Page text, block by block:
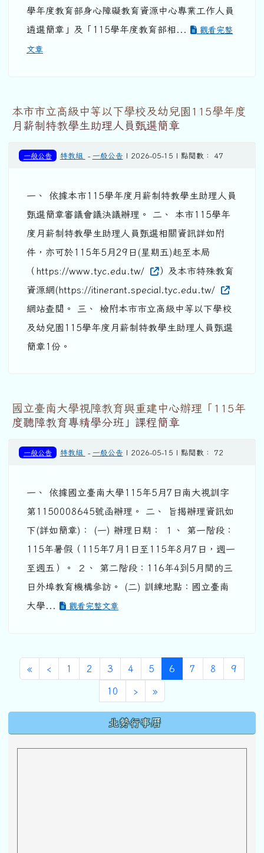
學年度教育部身心障礙教育資源中心專業工作人員
遴選簡章」及「115學年度教育部相...
觀看完整
文章
本市市立高級中等以下學校及幼兒園115學年度
月薪制特教學生助理人員甄選簡章
一般公告 特教組 - 一般公告 | 2026-05-15 | 點閱數： 47
一、 依據本市115學年度月薪制特教學生助理人員
甄選簡章審議會議決議辦理。 二、 本市115學年
度月薪制特教學生助理人員甄選相關資訊詳如附
件，亦可於115年5月29日(星期五)起至本局
（https://www.tyc.edu.tw/
）及本市特殊教育
資源網(https://itinerant.special.tyc.edu.tw/
網站查閱。 三、 檢附本市市立高級中等以下學校
及幼兒園115學年度月薪制特教學生助理人員甄選
簡章1份。
國立臺南大學視障教育與重建中心辦理「115年
度聽障教育專精學分班」課程簡章
一般公告 特教組 - 一般公告 | 2026-05-15 | 點閱數： 72
一、 依據國立臺南大學115年5月7日南大視訓字
第1150008645號函辦理。 二、 旨揭辦理資訊如
下(詳如簡章)： (一) 辦理日期： １、 第一階段：
115年暑假（115年7月1日至115年8月7日，週一
至週五）。 ２、 第二階段：116年4到5月間的三
日外埠教育機構參訪。 (二) 訓練地點：國立臺南
大學...
觀看完整文章
«第一頁
‹ 上一頁
1 2 3 4 5 6 (目前頁次)
7 8 9
10 ›下一頁
»最後頁
北勢行事曆